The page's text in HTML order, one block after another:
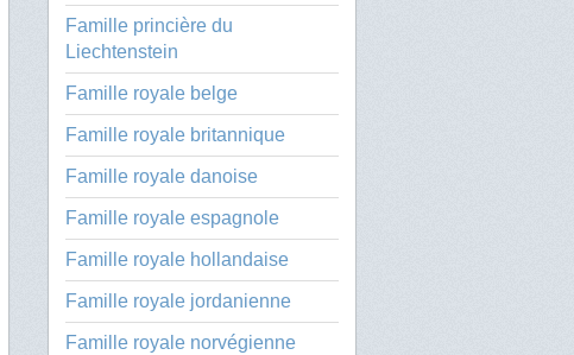
Famille princière du
Liechtenstein
Famille royale belge
Famille royale britannique
Famille royale danoise
Famille royale espagnole
Famille royale hollandaise
Famille royale jordanienne
Famille royale norvégienne